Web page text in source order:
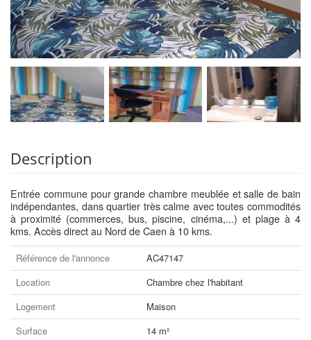
Description
Entrée commune pour grande chambre meublée et salle de bain
indépendantes, dans quartier très calme avec toutes commodités
à proximité (commerces, bus, piscine, cinéma,...) et plage à 4
kms. Accès direct au Nord de Caen à 10 kms.
Référence de l'annonce
AC47147
Location
Chambre chez l'habitant
Logement
Maison
Surface
14 m²